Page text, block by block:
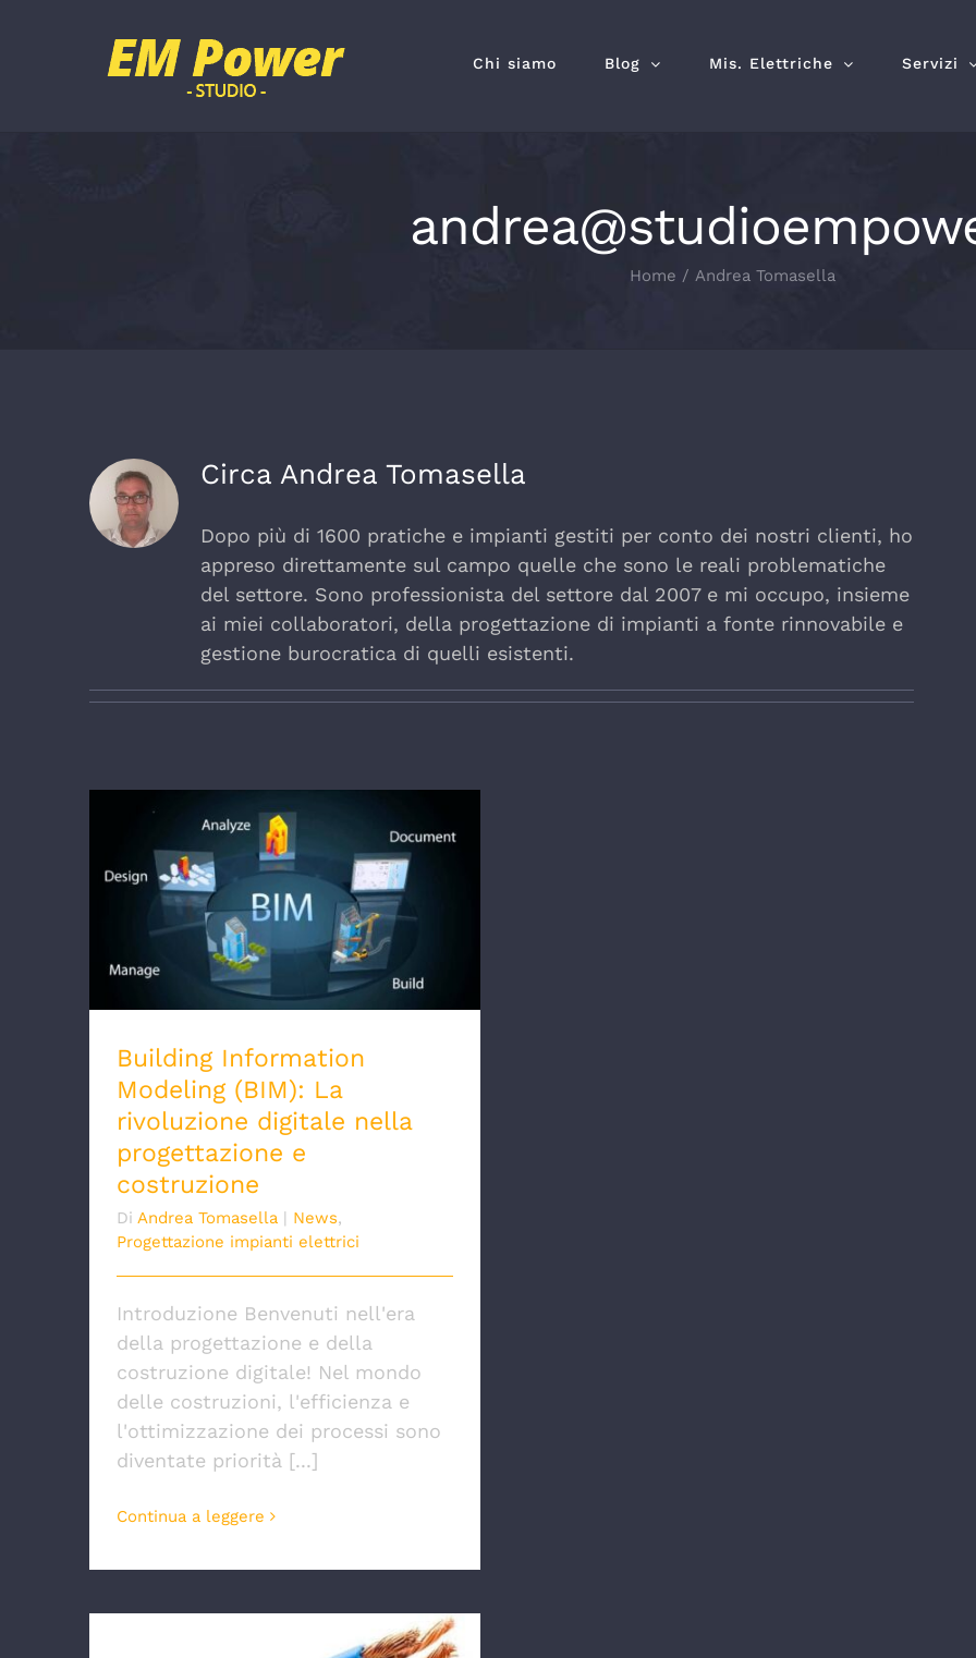
Chi siamo Blog Mis. Elettriche Servizi
Home Andrea Tomasella
Circa Andrea Tomasella
Dopo più di 1600 pratiche e impianti gestiti per conto dei nostri clienti, ho
appreso direttamente sul campo quelle che sono le reali problematiche
del settore. Sono professionista del settore dal 2007 e mi occupo, insieme
ai miei collaboratori, della progettazione di impianti a fonte rinnovabile e
gestione burocratica di quelli esistenti.
Building Information Modeling (BIM):
La rivoluzione digitale nella
progettazione e costruzione
Building Information
Modeling (BIM): La
rivoluzione digitale nella
progettazione e
costruzione
Di Andrea Tomasella | News,
Progettazione impianti elettrici
Introduzione Benvenuti nell'era
della progettazione e della
costruzione digitale! Nel mondo
delle costruzioni, l'efficienza e
l'ottimizzazione dei processi sono
diventate priorità [...]
Continua a leggere